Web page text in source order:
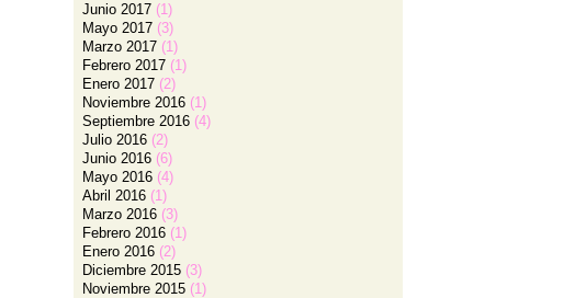
Junio 2017 (1)
Mayo 2017 (3)
Marzo 2017 (1)
Febrero 2017 (1)
Enero 2017 (2)
Noviembre 2016 (1)
Septiembre 2016 (4)
Julio 2016 (2)
Junio 2016 (6)
Mayo 2016 (4)
Abril 2016 (1)
Marzo 2016 (3)
Febrero 2016 (1)
Enero 2016 (2)
Diciembre 2015 (3)
Noviembre 2015 (1)